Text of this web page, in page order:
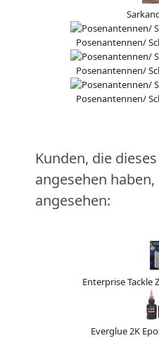
Posenantennen/
Posenantennen/
Posenantennen/
Kunden, die
angesehen
angesehen:
Enterprise Tackle
Everglue 2K